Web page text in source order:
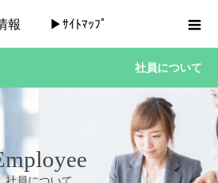
報 ▶ｻｲﾄﾏｯﾌﾟ
社員について